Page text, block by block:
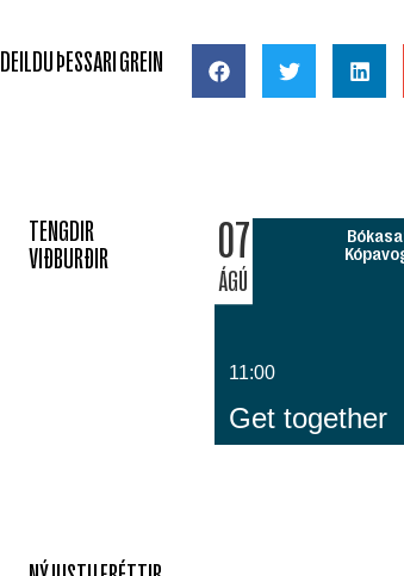
DEILDU ÞESSARI GREIN
TENGDIR
VIÐBURÐIR
07
ÁGÚ
11:00
Get together